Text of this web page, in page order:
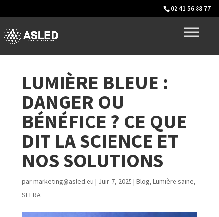
02 41 56 88 77
LUMIÈRE BLEUE :
DANGER OU
BÉNÉFICE ? CE QUE
DIT LA SCIENCE ET
NOS SOLUTIONS
parmarketing@asled.eu | Juin 7, 2025 | Blog, Lumière saine,
SEERA